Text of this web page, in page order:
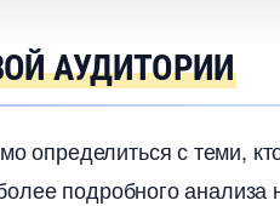
АУДИТОРИИ
определиться с теми,
подробного анализа